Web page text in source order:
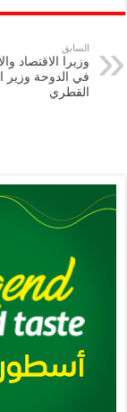
p
y
Li
n
eb
k
السابق
وزيرا الاقتصاد
في الدوحة وزير
القطري